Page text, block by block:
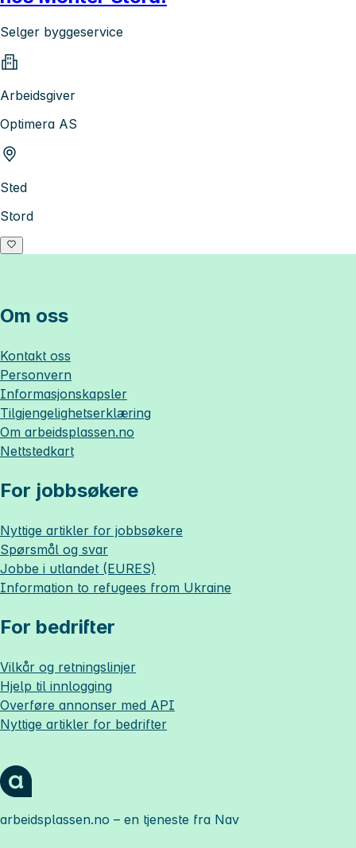
Selger byggeservice
Arbeidsgiver
Optimera AS
Sted
Stord
Om oss
Kontakt oss
Personvern
Informasjonskapsler
Tilgjengelighetserklæring
Om arbeidsplassen.no
Nettstedkart
For jobbsøkere
Nyttige artikler for jobbsøkere
Spørsmål og svar
Jobbe i utlandet (EURES)
Information to refugees from Ukraine
For bedrifter
Vilkår og retningslinjer
Hjelp til innlogging
Overføre annonser med API
Nyttige artikler for bedrifter
arbeidsplassen.no – en tjeneste fra Nav